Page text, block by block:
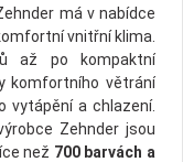
má v nabídce
vnitřní klima.
až po kompaktní
komfortního větrání
vytápění a chlazení.
Zehnder jsou
než 700 barvách a